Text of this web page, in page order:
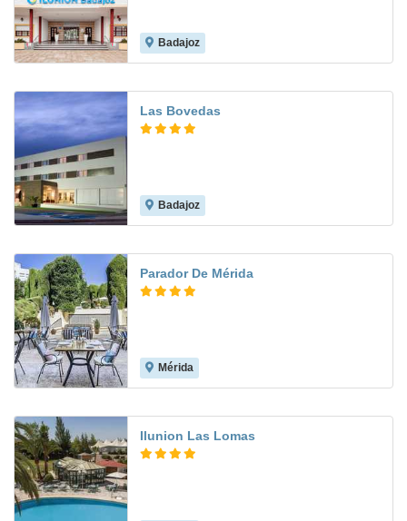
Badajoz
Las Bovedas
Badajoz
Parador De Mérida
Mérida
Ilunion Las Lomas